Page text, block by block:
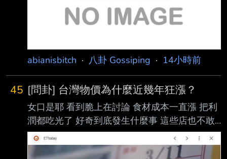
瑄。（資料照片，陳麒全攝）
abianisbitch · 八卦 Gossiping · 14小時前
45 [問卦] 台灣物價為什麼近幾年狂漲？
女口是耶 看到脆上在討論 食材成本一直漲 把利
潤都吃光了 好奇到底發生什麼事 這些店也不敢
繼續漲價 不然普通上班族薪水也沒漲 到時候生
意狂掉 有沒有物價狂漲的八卦？ --